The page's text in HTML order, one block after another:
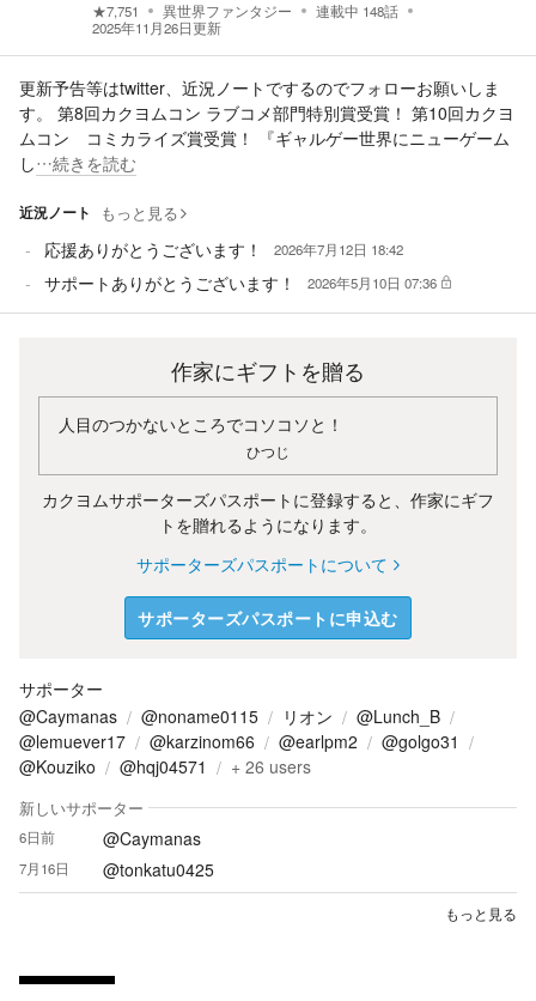
★7,751 異世界ファンタジー 連載中 148話
2025年11月26日更新
更新予告等はtwitter、近況ノートでするのでフォローお願いしま
す。 第8回カクヨムコン ラブコメ部門特別賞受賞！ 第10回カクヨ
ムコン コミカライズ賞受賞！ 『ギャルゲー世界にニューゲーム
し…続きを読む
近況ノート もっと見る
応援ありがとうございます！ 2026年7月12日 18:42
サポートありがとうございます！ 2026年5月10日 07:36
作家にギフトを贈る
人目のつかないところでコソコソと！
ひつじ
カクヨムサポーターズパスポートに登録すると、作家にギフ
トを贈れるようになります。
サポーターズパスポートについて
サポーターズパスポートに申込む
サポーター
@Caymanas
@noname0115 リオン
@Lunch_B
@lemuever17
@karzinom66 @earlpm2
@golgo31
@Kouziko
@hqj04571 + 26 users
新しいサポーター
6日前 @Caymanas
7月16日 @tonkatu0425
もっと見る